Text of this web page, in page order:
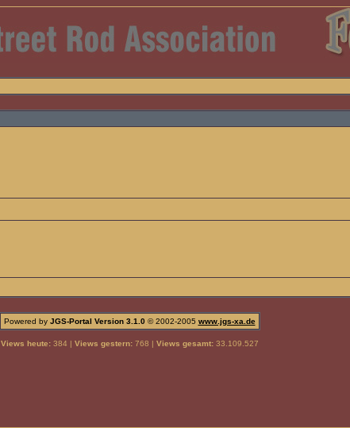
Powered by JGS-Portal Version 3.1.0© 2002-2005 www.jgs-xa.de
Views heute:384 | Views gestern:768 | Views gesamt:33.109.527